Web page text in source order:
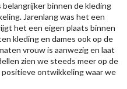
binnen de kleding
Jarenlang was het een
het een eigen plaats binnen
kleding en dames ook op de
vrouw is aanwezig en laat
zien we steeds meer op de
ontwikkeling waar we